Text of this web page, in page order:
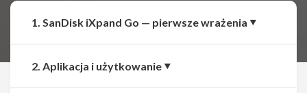
1. SanDisk iXpand Go — pierwsze wrażenia
2. Aplikacja i użytkowanie